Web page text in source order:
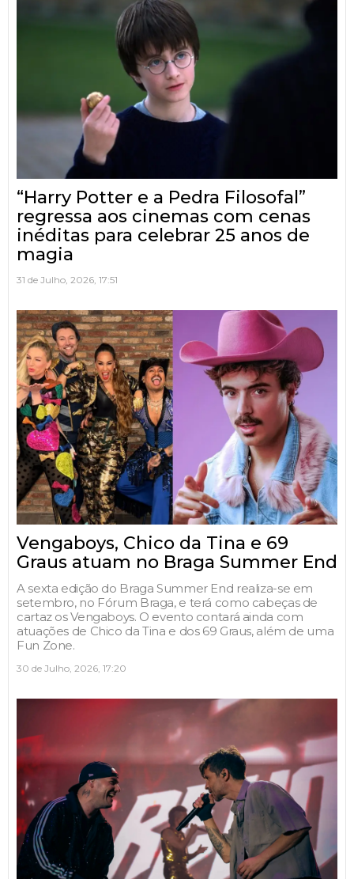
“Harry Potter e a Pedra Filosofal”
regressa aos cinemas com cenas
inéditas para celebrar 25 anos de
magia
31 de Julho, 2026, 17:51
Vengaboys, Chico da Tina e 69
Graus atuam no Braga Summer End
A sexta edição do Braga Summer End realiza-se em
setembro, no Fórum Braga, e terá como cabeças de
cartaz os Vengaboys. O evento contará ainda com
atuações de Chico da Tina e dos 69 Graus, além de uma
Fun Zone.
30 de Julho, 2026, 17:20